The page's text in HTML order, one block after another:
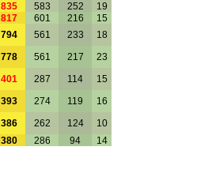
835 583 252
19
817 601 216
15
794 561 233 18
778 561 217 23
401 287 114 15
393 274 119 16
386 262 124
10
380 286 94 14